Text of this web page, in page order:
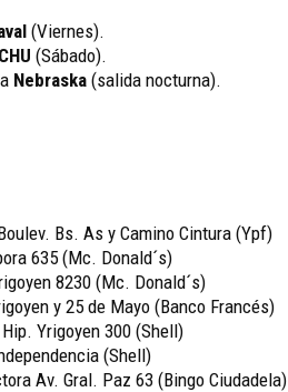
(Viernes).
(Sábado).
Nebraska (salida nocturna).
Bs. As y Camino Cintura (Ypf)
635 (Mc. Donald´s)
8230 (Mc. Donald´s)
y 25 de Mayo (Banco Francés)
Yrigoyen 300 (Shell)
(Shell)
Av. Gral. Paz 63 (Bingo Ciudadela)